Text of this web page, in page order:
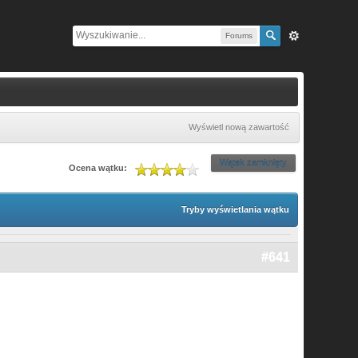
Forums
Wyświetl nową zawartość
Wątek zamknięty
Ocena wątku:
Tryby wyświetlania wątku
#641